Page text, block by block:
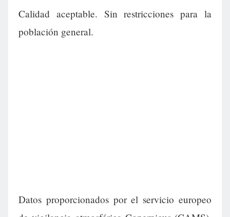
Calidad aceptable. Sin restricciones para la
población general.
Datos proporcionados por el servicio europeo